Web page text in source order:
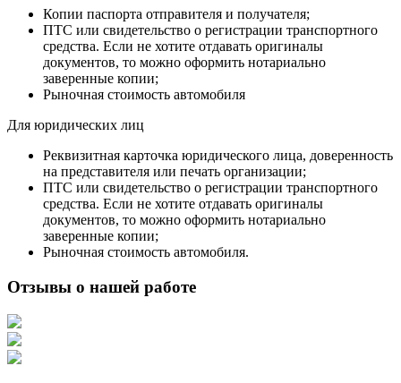
Копии паспорта отправителя и получателя;
ПТС или свидетельство о регистрации транспортного
средства. Если не хотите отдавать оригиналы
документов, то можно оформить нотариально
заверенные копии;
Рыночная стоимость автомобиля
Для юридических лиц
Реквизитная карточка юридического лица, доверенность
на представителя или печать организации;
ПТС или свидетельство о регистрации транспортного
средства. Если не хотите отдавать оригиналы
документов, то можно оформить нотариально
заверенные копии;
Рыночная стоимость автомобиля.
Отзывы о нашей работе